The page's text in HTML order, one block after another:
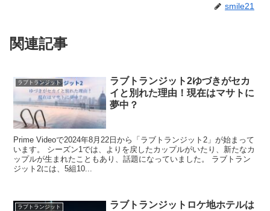
smile21
関連記事
ラブトランジット
ラブトランジット2ゆづきがセカ
イと別れた理由！現在はマサトに
夢中？
Prime Videoで2024年8月22日から「ラブトランジット2」が始まって
います。 シーズン1では、よりを戻したカップルがいたり、新たなカ
ップルが生まれたこともあり、話題になっていました。 ラブトラン
ジット2には、5組10...
ラブトランジット
ラブトランジットロケ地ホテルは